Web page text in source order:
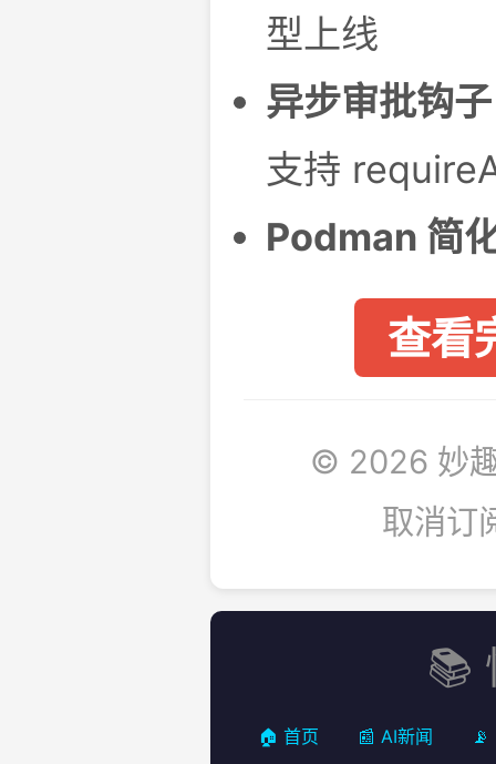
型上线
异步审批钩子
支持
Podman 简
查看
© 2026 妙
取消订
📚
🏠 首页 📰 AI新闻 📡